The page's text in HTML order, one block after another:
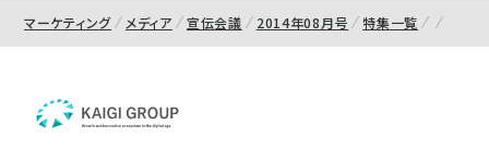
マーケティング メディア 宣伝会議 2014年08月号 特集一覧